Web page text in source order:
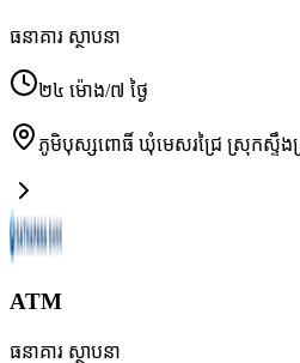
ធនាគារ ស្ថាបនា
២៤ ម៉ោង/៧ ថ្ងៃ
ភូមិបុស្សពោធិ៍ ឃុំមេសរជ្រៃ ស្រុកស្ទឹងត្
ATM
ធនាគារ ស្ថាបនា